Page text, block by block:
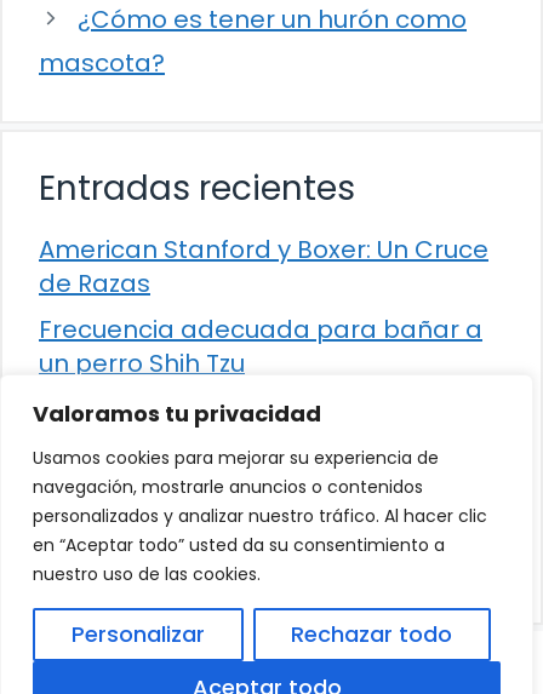
Valoramos tu privacidad
Usamos cookies para mejorar su experiencia de
navegación, mostrarle anuncios o contenidos
personalizados y analizar nuestro tráfico. Al hacer clic
en “Aceptar todo” usted da su consentimiento a
nuestro uso de las cookies.
Personalizar
Rechazar todo
Aceptar todo
¿Cómo es tener un hurón como
mascota?
Entradas recientes
American Stanford y Boxer: Un Cruce
de Razas
Frecuencia adecuada para bañar a
un perro Shih Tzu
Comparación entre Apache Storm y
Spark Streaming
Cómo detener la diarrea en un gato
¿Los frutos rojos son seguros para
que los perros los consuman?
Política de Privacidad Aviso Legal|